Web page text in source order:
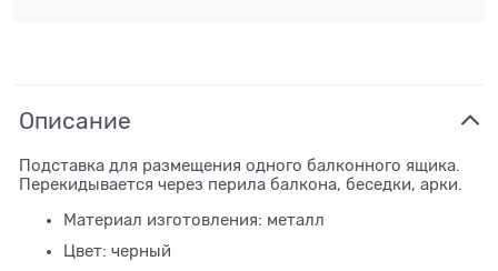
Описание
Подставка для размещения одного балконного ящика.
Перекидывается через перила балкона, беседки, арки.
Материал изготовления: металл
Цвет: черный